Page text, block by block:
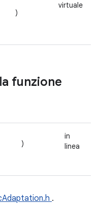
)
virtuale
funzione
)
in
linea
.